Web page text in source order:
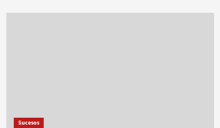
Sucesos